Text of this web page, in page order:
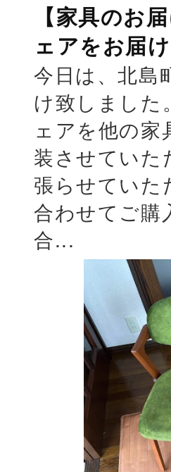
【家具のお
ェアをお届
今日は、北島
け致しまし
ェアを他の
装させていた
張らせていた
合わせてご購
合...